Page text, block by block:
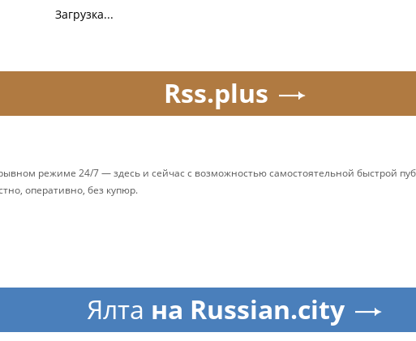
Загрузка...
Rss.plus
режиме 24/7 — здесь и сейчас с возможностью самостоятельной быстрой
оперативно, без купюр.
Ялта на Russian.city